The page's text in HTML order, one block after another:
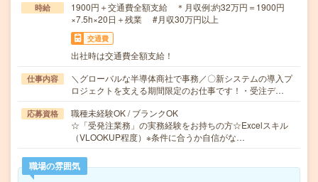
時給
1900円＋交通費全額支給 ＊月収例:約32万円＝1900円
×7.5h×20日＋残業 #月収30万円以上
交通費
出社時は交通費全額支給！
仕事内容
＼グローバルな半導体商社で事務／〇新システムの導入プ
ロジェクトを支える期間限定のお仕事です！・受注デ…
応募資格
職種未経験OK / ブランクOK
☆「受発注業務」の実務経験をお持ちの方☆Excelスキル
（VLOOKUP程度）※条件に合うか自信がな…
職場の雰囲気